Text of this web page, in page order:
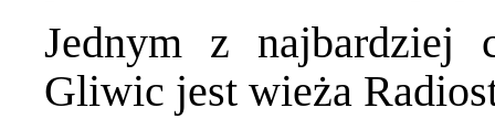
Jednym z najbardziej
Gliwic jest wieża